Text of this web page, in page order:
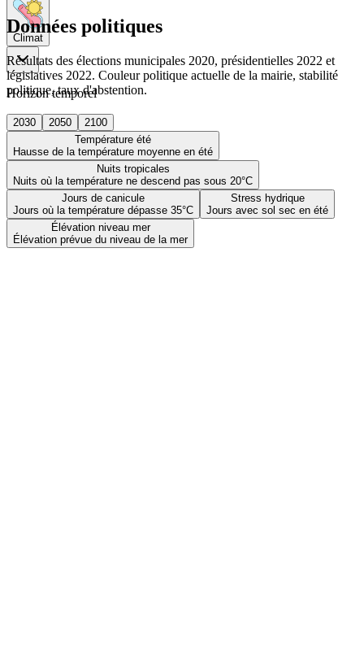
Climat
Horizon temporel
2030 2050
2100
Température été
Hausse de la température moyenne en été
Nuits tropicales
Nuits où la température ne descend pas sous 20°C
Jours de canicule
Jours où la température dépasse 35°C
Stress hydrique
Jours avec sol sec en été
Élévation niveau mer
Élévation prévue du niveau de la mer
Données politiques
Résultats des élections municipales 2020, présidentielles 2022 et
législatives 2022. Couleur politique actuelle de la mairie, stabilité
politique, taux d'abstention.